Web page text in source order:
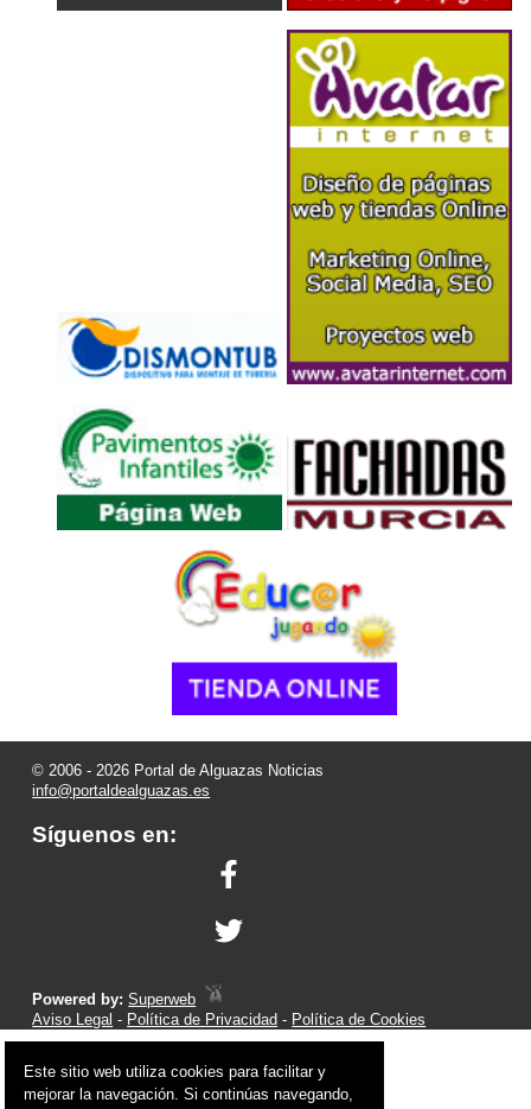
© 2006 - 2026 Portal de Alguazas Noticias
info@portaldealguazas.es
Síguenos en:
Powered by:Superweb
Aviso Legal - Política de Privacidad - Política de Cookies
Este sitio web utiliza cookies para facilitar y
mejorar la navegación. Si continúas navegando,